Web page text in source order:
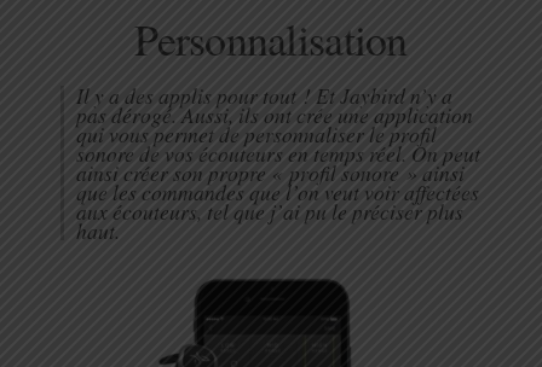
Personnalisation
Il y a des applis pour tout ! Et Jaybird n’y a
pas dérogé. Aussi, ils ont crée une application
qui vous permet de personnaliser le profil
sonore de vos écouteurs en temps réel. On peut
ainsi créer son propre « profil sonore » ainsi
que les commandes que l’on veut voir affectées
aux écouteurs, tel que j’ai pu le préciser plus
haut.